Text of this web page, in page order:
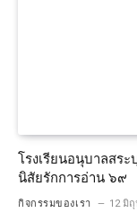
โรงเรียนอนุบาลสร
นิสัยรักการอ่าน ๖๙
กิจกรรมของเรา 12 มิ